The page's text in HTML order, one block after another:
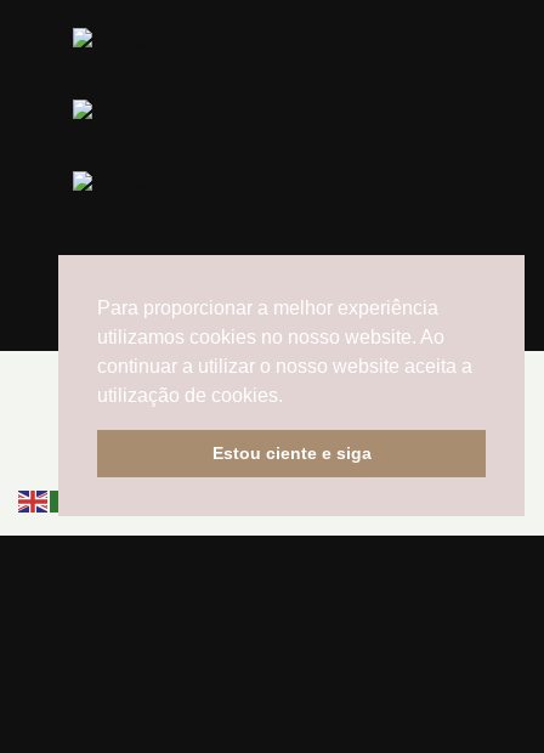
Para proporcionar a melhor experiência
utilizamos cookies no nosso website. Ao
continuar a utilizar o nosso website aceita a
utilização de cookies.
Estou ciente e siga